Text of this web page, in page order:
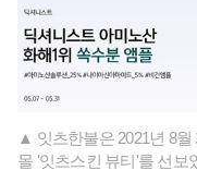
▲ 잇츠한불은 2021년 8
몰 '잇츠스킨 뷰티'를 선보